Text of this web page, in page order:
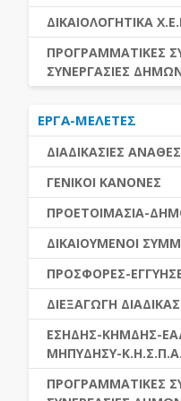
ΕΚΤΕΛΕΣΗ
ΕΚΤΕΛΕΣΗ
ΕΑΑΔΗΣΥ
ΕΑΔΗΣΥ
ΕΛ.ΣΥΝΕΔΡΙΟ
ΕΣΗΔΗΣ
ΔΙΚΑΙΟΛΟΓΗΤΙΚΑ
ΔΙΚΑΙΟΛΟΓΗΤΙΚΑ
ΠΡΟΓΡΑΜΜΑΤΙΚΕΣ
ΣΥΝΕΡΓΑΣΙΕΣ
ΔΙΕΘΝΕΣ ΚΑΙ
ΠΡΟΓΡΑΜΜΑΤΙΚΕΣ
ΕΡΓΑ-ΜΕΛΕΤΕΣ
ΔΙΑΔΙΚΑΣΙΕΣ
ΔΙΑΔΙΚΑΣΙΕΣ
ΣΥΓΚΕΝΤΡΩΤΙΚΕΣ
ΑΝΑΘΕΣΗΣ
ΠΙΝΑΚΕΣ
ΓΕΝΙΚΟΙ ΚΑΝΟΝΕΣ
ΠΕΔΙΟ ΕΦΑΡΜΟΓΗΣ-
ΗΛΕΚΤΡΟΝΙΚΑ ΜΕΣΑ
ΓΕΝΙΚΕΣ ΑΡΧΕΣ
ΑΞΙΑ ΣΥΜΒΑΣΗΣ
ΕΙΔΗ ΣΥΜΒΑΣΕΩΝ
ΔΙΑΦΟΡΑ
ΠΡΟΕΤΟΙΜΑΣΙΑ-
ΓΝΩΜΟΔΟΤΙΚΑ
ΠΡΟΕΤΟΙΜΑΣΙΑ
ΕΓΓΡΑΦΑ ΤΗΣ
ΔΗΜΟΣΙΕΥΣΕΙΣ
ΕΝΑΡΞΗ-
ΔΙΚΑΙΟΥΜΕΝΟΙ
ΔΙΚΑΙΟΥΜΕΝΟΙ
ΚΡΙΤΗΡΙΑ ΕΠΙΛΟΓΗΣ
ΛΟΓΟΙ
ΔΙΚΑΙΟΛΟΓΗΤΙΚΑ
ΑΠΟΚΛΕΙΣΜΟΥ &
ΕΠΙΛΟΓΗΣ
ΕΕΕΣ
ΠΡΟΣΦΟΡΕΣ-
ΕΓΓΥΗΣΕΙΣ
ΠΡΟΣΦΟΡΕΣ
ΔΙΕΞΑΓΩΓΗ
ΑΞΙΟΛΟΓΗΣΗ ΚΑΙ
ΑΠΟΤΕΛΕΣΜΑ
ΠΡΟΣΦΥΓΕΣ-
ΕΣΗΔΗΣ-ΚΗΜΔΗΣ-
ΜΗΠΥΔΗΣΥ-
ΕΑΑΔΗΣΥ
ΠΡΟΓΡΑΜΜΑΤΙΚΕΣ